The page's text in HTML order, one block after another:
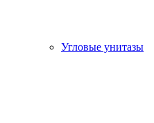
Угловые унитазы